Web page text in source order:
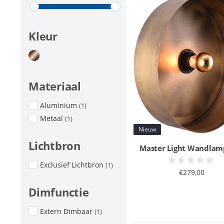
Kleur
Materiaal
Aluminium (1)
Metaal (1)
Lichtbron
Exclusief Lichtbron (1)
Dimfunctie
Extern Dimbaar (1)
Nieuw
Master Light
€279,00